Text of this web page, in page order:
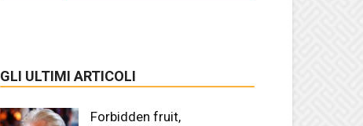
GLI ULTIMI ARTICOLI
Forbidden fruit,